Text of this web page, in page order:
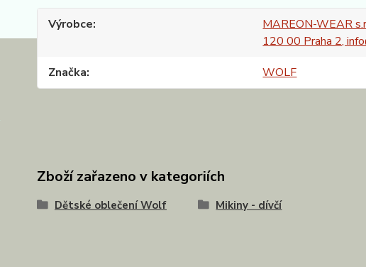
Výrobce
MAREON-WEAR
120 00 Praha 2,
Značka
WOLF
Zboží zařazeno v kategoriích
Dětské oblečení Wolf Mikiny - dívčí